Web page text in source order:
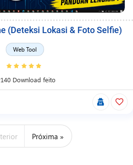
(Deteksi Lokasi & Foto Selfie)
Web Tool
Download feito
Próxima »